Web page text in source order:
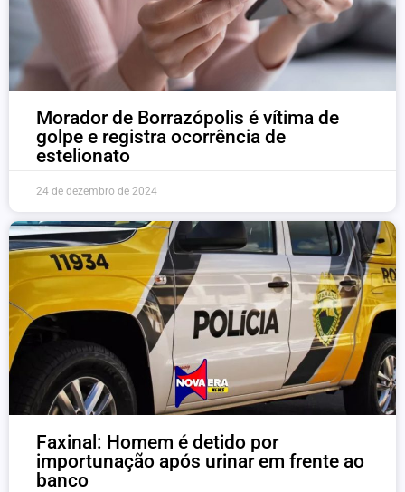
Morador de Borrazópolis é vítima de
golpe e registra ocorrência de
estelionato
24 de dezembro de 2024
Faxinal: Homem é detido por
importunação após urinar em frente ao
banco